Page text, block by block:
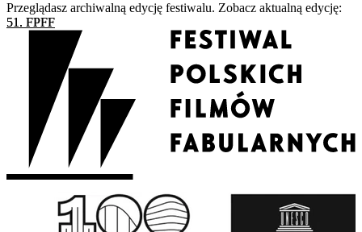
Przeglądasz archiwalną edycję festiwalu. Zobacz aktualną edycję:
51. FPFF